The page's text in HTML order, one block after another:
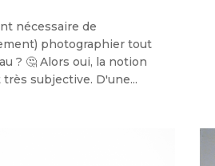
nécessaire de
photographier tout
? 🤔 Alors oui, la notion
subjective. D'une...